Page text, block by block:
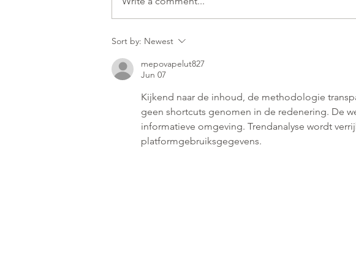
Sort by: Newest
mepovapelut827
Jun 07
Kijkend naar de inhoud, de methodologie
geen shortcuts genomen in de redenering. De
informatieve omgeving. Trendanalyse wordt
platformgebruiksgegevens.